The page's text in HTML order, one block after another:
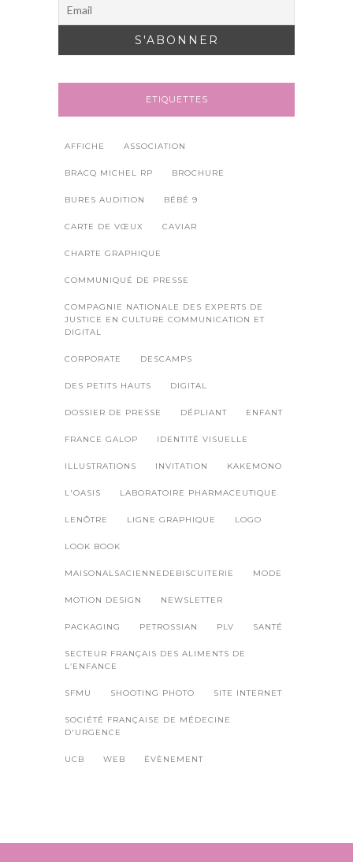
ETIQUETTES
AFFICHE ASSOCIATION
BRACQ MICHEL RP BROCHURE
BURES AUDITION BÉBÉ 9
CARTE DE VŒUX CAVIAR
CHARTE GRAPHIQUE
COMMUNIQUÉ DE PRESSE
COMPAGNIE NATIONALE DES EXPERTS DE
JUSTICE EN CULTURE COMMUNICATION ET
DIGITAL
CORPORATE DESCAMPS
DES PETITS HAUTS DIGITAL
DOSSIER DE PRESSE DÉPLIANT ENFANT
FRANCE GALOP IDENTITÉ VISUELLE
ILLUSTRATIONS INVITATION KAKEMONO
L'OASIS LABORATOIRE PHARMACEUTIQUE
LENÔTRE LIGNE GRAPHIQUE LOGO
LOOK BOOK
MAISONALSACIENNEDEBISCUITERIE MODE
MOTION DESIGN NEWSLETTER
PACKAGING PETROSSIAN PLV SANTÉ
SECTEUR FRANÇAIS DES ALIMENTS DE
L’ENFANCE
SFMU SHOOTING PHOTO SITE INTERNET
SOCIÉTÉ FRANÇAISE DE MÉDECINE
D'URGENCE
UCB WEB ÉVÈNEMENT